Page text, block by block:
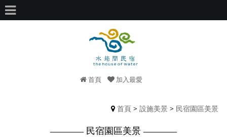
首頁 加入最愛
首頁> 設施美景> 民宿園區美景
民宿園區美景